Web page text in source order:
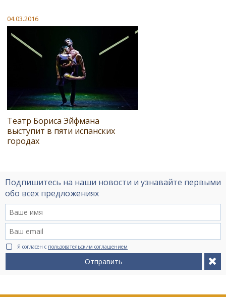
04.03.2016
Театр Бориса Эйфмана
выступит в пяти испанских
городах
Подпишитесь на наши новости и узнавайте первыми
обо всех предложениях
Я согласен с пользовательским соглашением
Отправить